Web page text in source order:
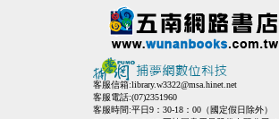
客服信箱:library.w3322@msa.hinet.net
客服電話:(07)2351960
客服時間:平日9：30-18：00（國定假日除外）